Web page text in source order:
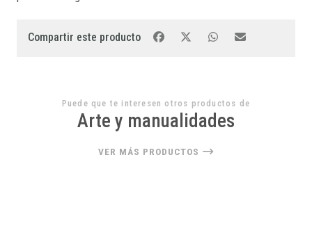
Compartir este producto
Puede que te interesen otros productos de
Arte y manualidades
VER MÁS PRODUCTOS